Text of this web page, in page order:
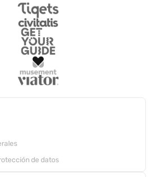
de datos